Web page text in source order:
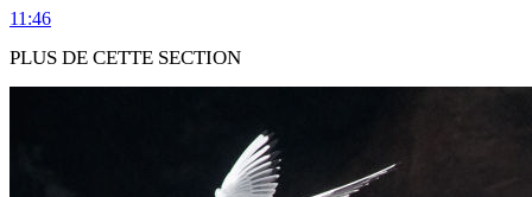
11:46
PLUS DE CETTE SECTION